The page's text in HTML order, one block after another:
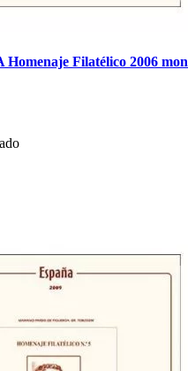
Filatélico 2006